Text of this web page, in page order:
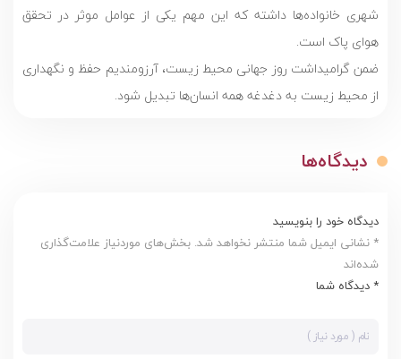
شهری خانواده‌ها داشته که این مهم یکی از عوامل موثر در تحقق
هوای پاک است.
ضمن گرامیداشت روز جهانی محیط زیست، آرزومندیم حفظ و نگهداری
از محیط زیست به دغدغه همه انسان‌ها تبدیل شود.
دیدگاه‌ها
دیدگاه خود را بنویسید
* نشانی ایمیل شما منتشر نخواهد شد. بخش‌های موردنیاز علامت‌گذاری
شده‌اند
* دیدگاه شما